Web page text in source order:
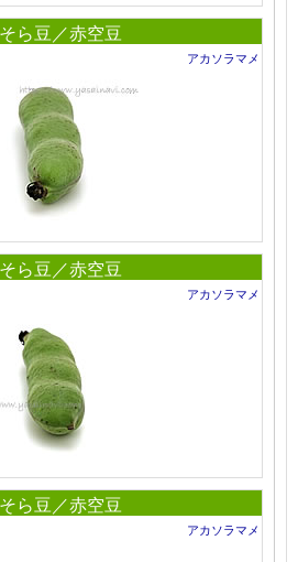
ら豆／赤空豆
アカソラマメ
ら豆／赤空豆
アカソラマメ
ら豆／赤空豆
アカソラマメ